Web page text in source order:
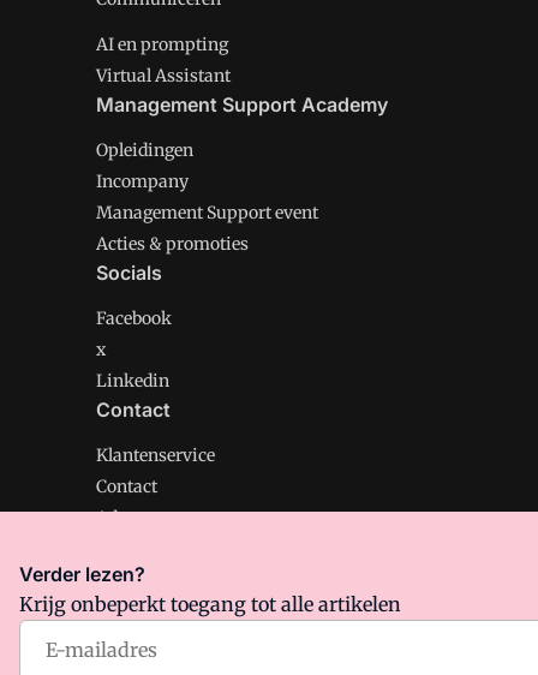
AI en prompting
Virtual Assistant
Management Support Academy
Opleidingen
Incompany
Management Support event
Acties & promoties
Socials
Facebook
x
Linkedin
Contact
Klantenservice
Contact
Adverteren
Management Support is onderdeel van VMN media.
Algemene Voorwaarden
Verder lezen?
Krijg onbeperkt toegang tot alle artikelen